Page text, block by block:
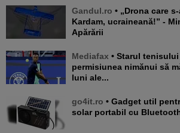
Gandul.ro • „Drona care s-a prăbușit în
Kardam, ucraineană!” -
Apărării
Mediafax • Starul tenisului francez: „Nu cer
permisiunea nimănui să
luni ale...
go4it.ro • Gadget util pentru grădină: Radio
solar portabil cu